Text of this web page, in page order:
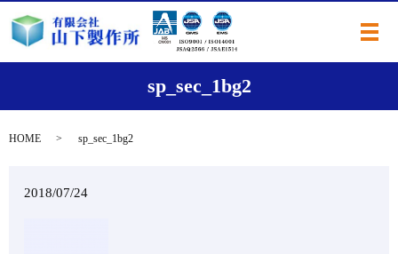
メ
sp_sec_1bg2
HOME sp_sec_1bg2
2018/07/24